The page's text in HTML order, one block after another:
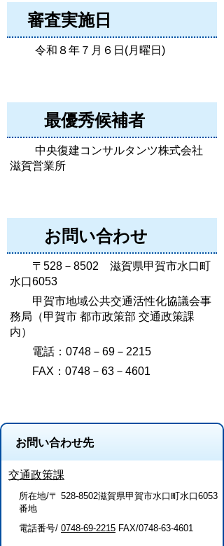
審査実施日
令和８年７月６日(月曜日)
最優秀候補者
中央復建コンサルタンツ株式会社
滋賀営業所
お問い合わせ
〒528－8502 滋賀県甲賀市水口町
水口6053
甲賀市地域公共交通活性化協議会事
務局（甲賀市 都市政策部 交通政策課
内）
電話：0748－69－2215
FAX：0748－63－4601
お問い合わせ先
交通政策課
所在地/〒 528-8502滋賀県甲賀市水口町水口6053
番地
電話番号/ 0748-69-2215 FAX/0748-63-4601